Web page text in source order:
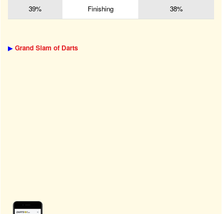
39% Finishing 38%
▶ Grand Slam of Darts